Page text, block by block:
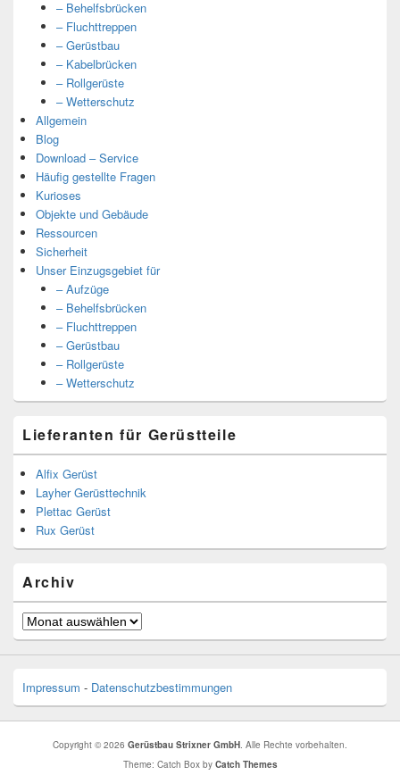
– Behelfsbrücken
– Fluchttreppen
– Gerüstbau
– Kabelbrücken
– Rollgerüste
– Wetterschutz
Allgemein
Blog
Download – Service
Häufig gestellte Fragen
Kurioses
Objekte und Gebäude
Ressourcen
Sicherheit
Unser Einzugsgebiet für
– Aufzüge
– Behelfsbrücken
– Fluchttreppen
– Gerüstbau
– Rollgerüste
– Wetterschutz
Lieferanten für Gerüstteile
Alfix Gerüst
Layher Gerüsttechnik
Plettac Gerüst
Rux Gerüst
Archiv
Archiv
Impressum - Datenschutzbestimmungen
Copyright © 2026 Gerüstbau Strixner GmbH. Alle Rechte vorbehalten.
Theme: Catch Box by Catch Themes